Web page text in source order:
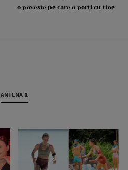
o poveste pe care o porți cu tine
ANTENA 1